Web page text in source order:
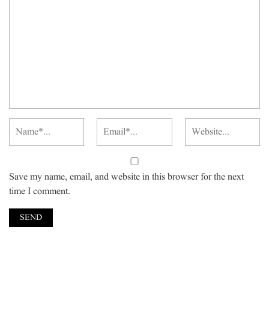
Save my name, email, and website in this browser for the next
time I comment.